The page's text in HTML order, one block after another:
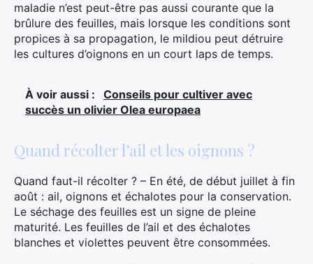
maladie n’est peut-être pas aussi courante que la
brûlure des feuilles, mais lorsque les conditions sont
propices à sa propagation, le mildiou peut détruire
les cultures d’oignons en un court laps de temps.
À voir aussi :
Conseils pour cultiver avec
succès un olivier Olea europaea
Quand récolter l’ail et les oignons ?
Quand faut-il récolter ? – En été, de début juillet à fin
août : ail, oignons et échalotes pour la conservation.
Le séchage des feuilles est un signe de pleine
maturité. Les feuilles de l’ail et des échalotes
blanches et violettes peuvent être consommées.